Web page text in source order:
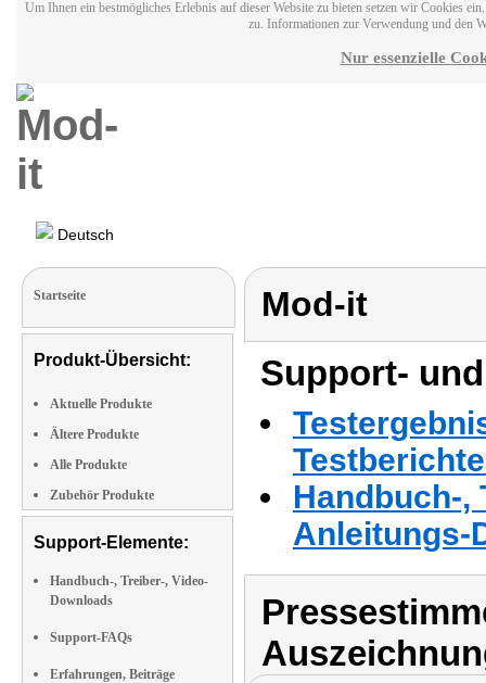
Um Ihnen ein bestmögliches Erlebnis auf dieser Website zu bieten setzen wir Cookies
zu. Informationen zur Verwendung und den
Nur essenzielle
Deutsch
Startseite
Produkt-Übersicht:
Aktuelle Produkte
Ältere Produkte
Alle Produkte
Zubehör Produkte
Support-Elemente:
Handbuch-, Treiber-, Video-
Downloads
Support-FAQs
Erfahrungen, Beiträge
Mod-it
Support-
Handbuch-,
Anleitungs-